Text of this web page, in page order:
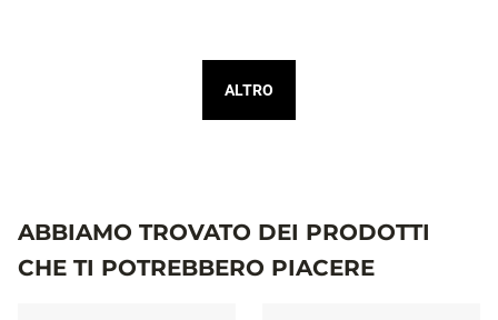
ALTRO
ABBIAMO TROVATO DEI PRODOTTI
CHE TI POTREBBERO PIACERE